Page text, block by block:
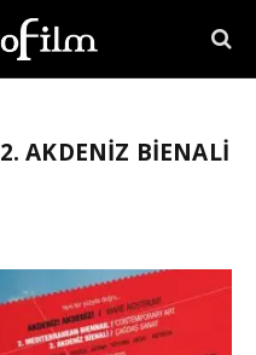
2. AKDENIZ BIENALI